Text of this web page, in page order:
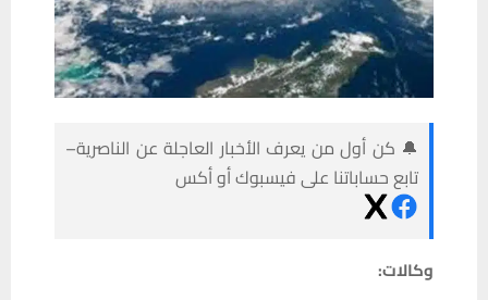
🔔 كن أول من يعرف الأخبار العاجلة عن الناصرية–
تابع حساباتنا على فيسبوك أو أكس
وكالات: